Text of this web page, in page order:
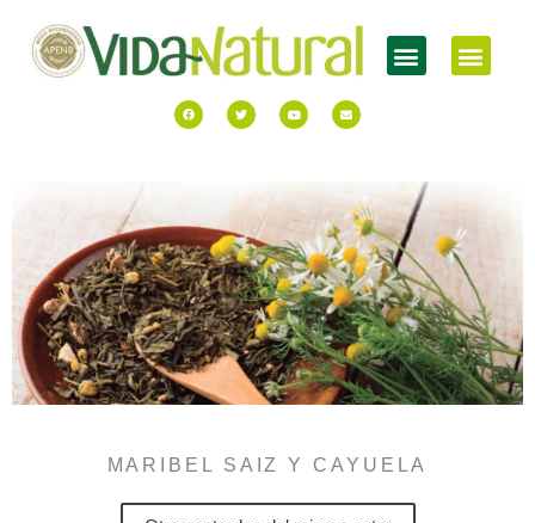
MARIBEL SAIZ Y CAYUELA